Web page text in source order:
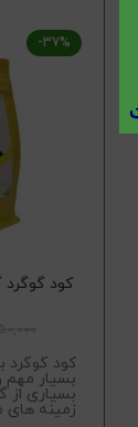
-37%
کود گوگرد
بسیار مهم
بسیاری از
زمینه